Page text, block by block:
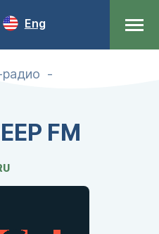
Eng
радио
FM